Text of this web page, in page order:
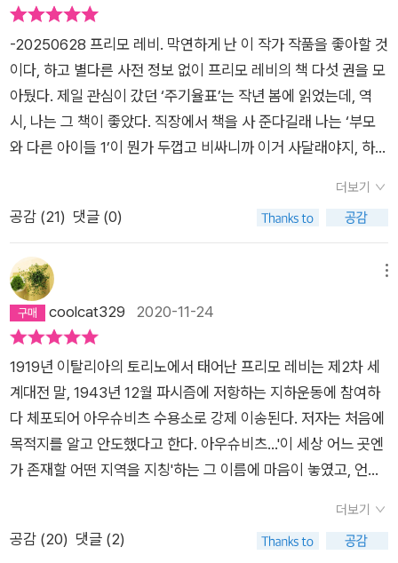
-20250628 프리모 레비. 막연하게 난 이 작가 작품을 좋아할 것
이다, 하고 별다른 사전 정보 없이 프리모 레비의 책 다섯 권을 모
아뒀다. 제일 관심이 갔던 ‘주기율표’는 작년 봄에 읽었는데, 역
시, 나는 그 책이 좋았다. 직장에서 책을 사 준다길래 나는 ‘부모
와 다른 아이들 1’이 뭔가 두껍고 비싸니까 이거 사달래야지, 하다
율표‘를 권했다. 동료는 일이 바빠 전에 내가 알려준 ’밀레니엄-여
자를 증오한 남자들‘도 다 못 읽은 참인데… 책 추천은 삼가는 편
했나 보다(이렇게나 자기 확신 없는 책쟁이놈). ’이것이 인간인
가‘를 펼쳤다. 담담하게 그가 만났던 사람들, 겪었던 일들을 적어
낸 걸 읽다 보니 책을 못 덮고 하루가 한 권이 되었다. 슬프고 고
필립로스의 ‘포트노이의 불평’같은 데서는 수용소 생존 유대인과
그 자녀들로 이어지는 지옥도를 통해 보여줬던 것 같다. 그런데
앞서 말한 작품들이 생존자 자녀들의 시각에서 수용소 세대 이후
의 삶의 고통을 주로 그린 데 비해, 소수만 살아 돌아온 생존 당사
자 레비의 글은 이상할 정도로 잠잠하고 담담하면서도 또 세세해
서 읽는 사람이 더 이야기에 집중하게 되는 것 같았다. 소설 후기
격인 독자의 질문에 대해 레비가 답한 내용에서는, 이제 평범한
더보기
공감 (21) 댓글 (0)
coolcat329 2020-11-24
1919년 이탈리아의 토리노에서 태어난 프리모 레비는 제2차 세
계대전 말, 1943년 12월 파시즘에 저항하는 지하운동에 참여하
다 체포되어 아우슈비츠 수용소로 강제 이송된다. 저자는 처음에
목적지를 알고 안도했다고 한다. 아우슈비츠...'이 세상 어느 곳엔
가 존재할 어떤 지역을 지칭'하는 그 이름에 마음이 놓였고, 언젠
이송된 인원은 650명, 레비와 같은 객차에 탔던 사람은 45명이
었는데 나중에 살아서 집에 돌아간 사람은 4명에 불과, 그런데
더보기
공감 (20) 댓글 (2)